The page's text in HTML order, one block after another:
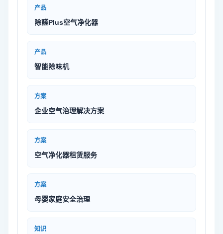
产品
除醛Plus空气净化器
产品
智能除味机
方案
企业空气治理解决方案
方案
空气净化器租赁服务
方案
母婴家庭安全治理
知识